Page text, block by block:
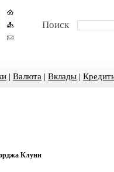
Поиск
| Валюта | Вклады |
Клуни